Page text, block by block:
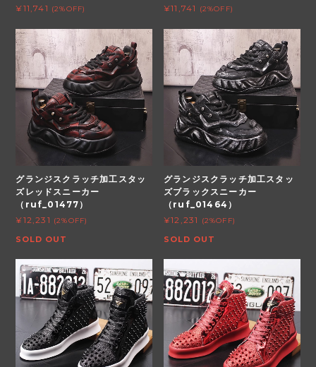
¥11,741 (2%OFF) ¥11,741 (2%OFF)
グランジスクラッチ加工スタッ
ズレッドスニーカー
（ruf_01477）
¥12,231 (2%OFF)
SOLD OUT
グランジスクラッチ加工スタッ
ズブラックスニーカー
（ruf_01464）
¥12,231
(2%OFF)
SOLD OUT